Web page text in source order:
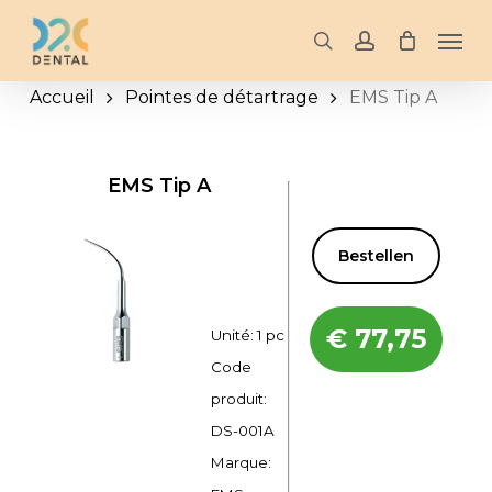
Skip
main
content
searchaccount
Accueil Pointes de détartrage EMS Tip A
EMS Tip A
Unité: 1 pc
Code
produit:
DS-001A
Marque:
Bestellen
€ 77,75